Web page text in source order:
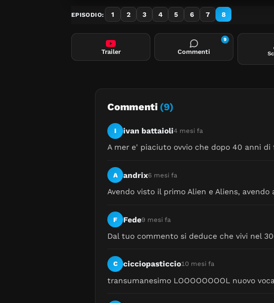
EPISODIO: 1 2 3 4 5 6 7 8
Trailer Commenti
9
Commenti (9)
I ivan battaioli4 mesi fa
A mer e' piaciuto ovvio che dopo 40 anni
A andrix6 mesi fa
Avendo visto il primo Alien e Aliens,
F Fede9 mesi fa
Dal tuo commento si deduce che vivi nel
C cicciopasticcio10 mesi fa
transumanesimo LOOOOOOOOL nuovo